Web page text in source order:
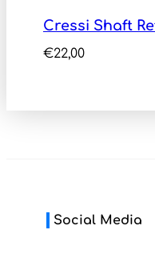
Cressi Shaft
€22,00
Social Media